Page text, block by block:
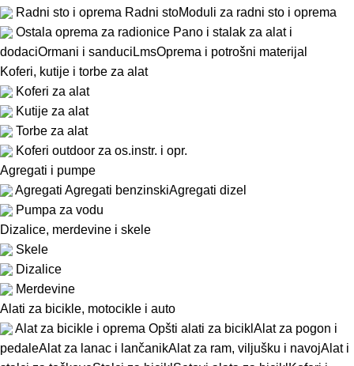
Radni sto i oprema Radni stoModuli za radni sto i oprema
Ostala oprema za radionice Pano i stalak za alat i
dodaciOrmani i sanduci LmsOprema i potrošni materijal
Koferi, kutije i torbe za alat
Koferi za alat
Kutije za alat
Torbe za alat
Koferi outdoor za os.instr. i opr.
Agregati i pumpe
Agregati Agregati benzinskiAgregati dizel
Pumpa za vodu
Dizalice, merdevine i skele
Skele
Dizalice
Merdevine
Alati za bicikle, motocikle i auto
Alat za bicikle i oprema Opšti alati za bicikl Alat za pogon i
pedaleAlat za lanac i lančanikAlat za ram, viljušku i navojAlat i